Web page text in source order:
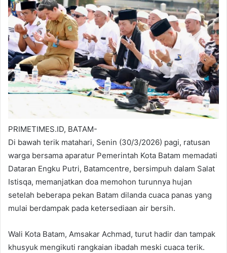
PRIMETIMES.ID, BATAM-
Di bawah terik matahari, Senin (30/3/2026) pagi, ratusan
warga bersama aparatur Pemerintah Kota Batam memadati
Dataran Engku Putri, Batamcentre, bersimpuh dalam Salat
Istisqa, memanjatkan doa memohon turunnya hujan
setelah beberapa pekan Batam dilanda cuaca panas yang
mulai berdampak pada ketersediaan air bersih.
Wali Kota Batam, Amsakar Achmad, turut hadir dan tampak
khusyuk mengikuti rangkaian ibadah meski cuaca terik.